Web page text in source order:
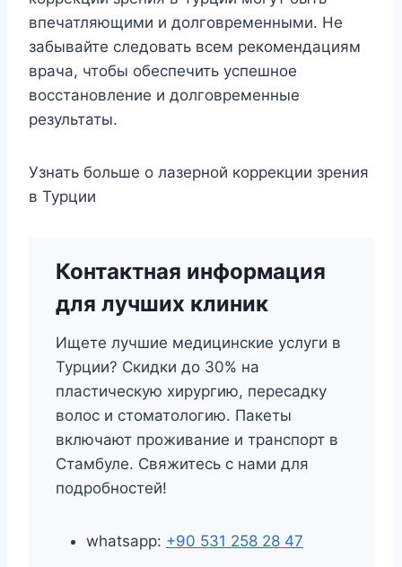
впечатляющими и долговременными. Не
забывайте следовать всем рекомендациям
врача, чтобы обеспечить успешное
восстановление и долговременные
результаты.
Узнать больше о лазерной коррекции зрения
в Турции
Контактная информация
для лучших клиник
Ищете лучшие медицинские услуги в
Турции? Скидки до 30% на
пластическую хирургию, пересадку
волос и стоматологию. Пакеты
включают проживание и транспорт в
Стамбуле. Свяжитесь с нами для
подробностей!
whatsapp: +90 531 258 28 47